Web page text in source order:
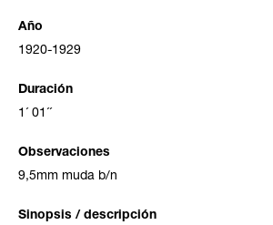
Año
1920-1929
Duración
1´ 01´´
Observaciones
9,5mm muda b/n
Sinopsis / descripción